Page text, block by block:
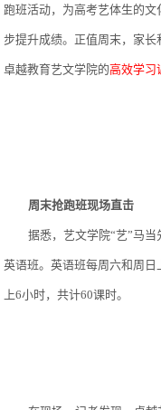
跑班活动，为高考艺体生的
步提升成绩。正值周末，家
卓越教育艺文学院的高效学习
周末抢跑班现场直击
据悉，艺文学院“艺”马当
英语班。英语班每周六和周日
上6小时，共计60课时。